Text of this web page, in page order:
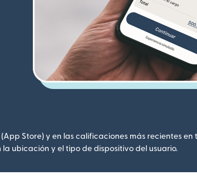
Store) y en las calificaciones más recientes en
ubicación y el tipo de dispositivo del usuario.